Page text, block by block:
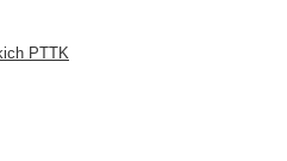
PTTK